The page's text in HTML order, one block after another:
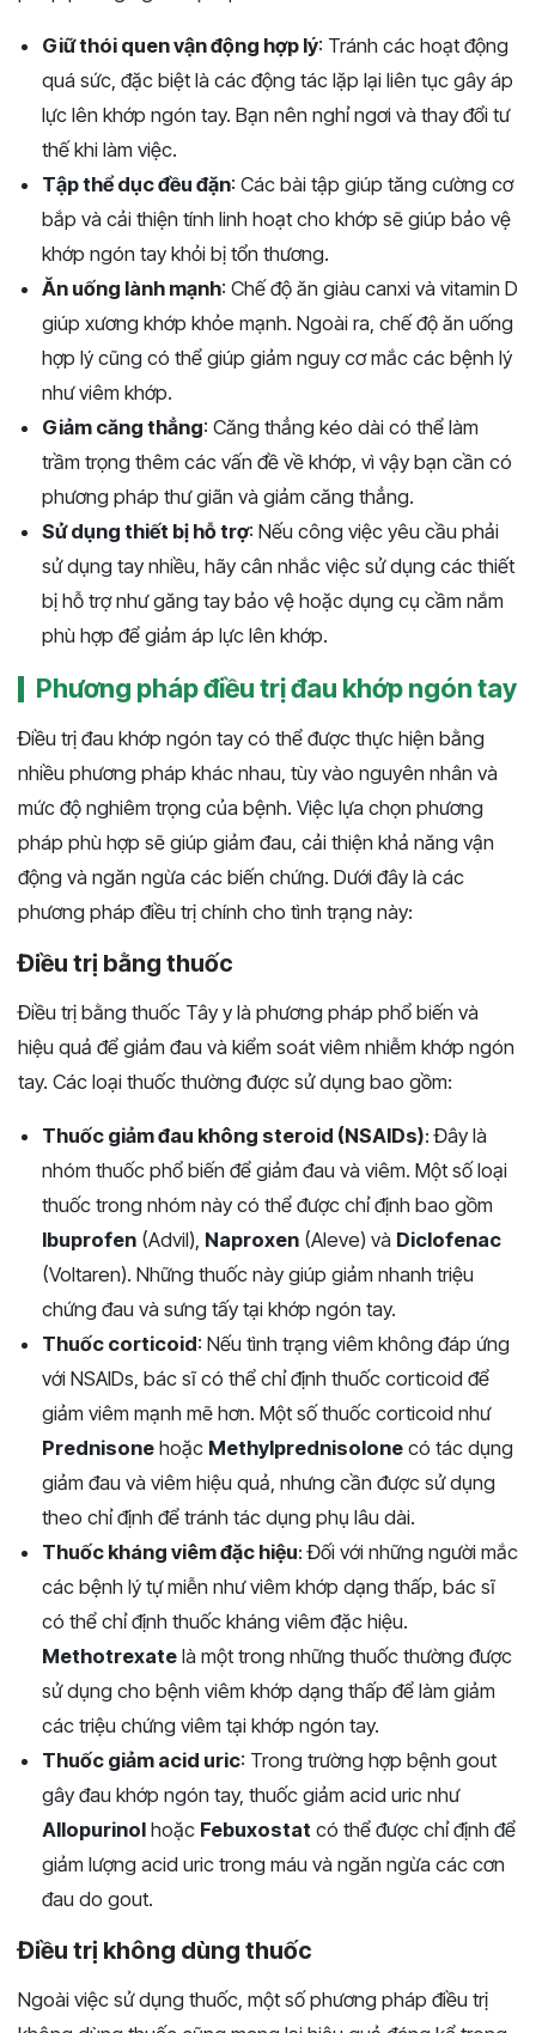
Giữ thói quen vận động hợp lý: Tránh các hoạt động
quá sức, đặc biệt là các động tác lặp lại liên tục gây áp
lực lên khớp ngón tay. Bạn nên nghỉ ngơi và thay đổi tư
thế khi làm việc.
Tập thể dục đều đặn: Các bài tập giúp tăng cường cơ
bắp và cải thiện tính linh hoạt cho khớp sẽ giúp bảo vệ
khớp ngón tay khỏi bị tổn thương.
Ăn uống lành mạnh: Chế độ ăn giàu canxi và vitamin D
giúp xương khớp khỏe mạnh. Ngoài ra, chế độ ăn uống
hợp lý cũng có thể giúp giảm nguy cơ mắc các bệnh lý
như viêm khớp.
Giảm căng thẳng: Căng thẳng kéo dài có thể làm
trầm trọng thêm các vấn đề về khớp, vì vậy bạn cần có
phương pháp thư giãn và giảm căng thẳng.
Sử dụng thiết bị hỗ trợ: Nếu công việc yêu cầu phải
sử dụng tay nhiều, hãy cân nhắc việc sử dụng các thiết
bị hỗ trợ như găng tay bảo vệ hoặc dụng cụ cầm nắm
phù hợp để giảm áp lực lên khớp.
Phương pháp điều trị đau khớp ngón tay
Điều trị đau khớp ngón tay có thể được thực hiện bằng
nhiều phương pháp khác nhau, tùy vào nguyên nhân và
mức độ nghiêm trọng của bệnh. Việc lựa chọn phương
pháp phù hợp sẽ giúp giảm đau, cải thiện khả năng vận
động và ngăn ngừa các biến chứng. Dưới đây là các
phương pháp điều trị chính cho tình trạng này:
Điều trị bằng thuốc
Điều trị bằng thuốc Tây y là phương pháp phổ biến và
hiệu quả để giảm đau và kiểm soát viêm nhiễm khớp ngón
tay. Các loại thuốc thường được sử dụng bao gồm:
Thuốc giảm đau không steroid (NSAIDs): Đây là
nhóm thuốc phổ biến để giảm đau và viêm. Một số loại
thuốc trong nhóm này có thể được chỉ định bao gồm
Ibuprofen (Advil), Naproxen (Aleve) và Diclofenac
(Voltaren). Những thuốc này giúp giảm nhanh triệu
chứng đau và sưng tấy tại khớp ngón tay.
Thuốc corticoid: Nếu tình trạng viêm không đáp ứng
với NSAIDs, bác sĩ có thể chỉ định thuốc corticoid để
giảm viêm mạnh mẽ hơn. Một số thuốc corticoid như
Prednisone hoặc Methylprednisolone có tác dụng
giảm đau và viêm hiệu quả, nhưng cần được sử dụng
theo chỉ định để tránh tác dụng phụ lâu dài.
Thuốc kháng viêm đặc hiệu: Đối với những người mắc
các bệnh lý tự miễn như viêm khớp dạng thấp, bác sĩ
có thể chỉ định thuốc kháng viêm đặc hiệu.
Methotrexate là một trong những thuốc thường được
sử dụng cho bệnh viêm khớp dạng thấp để làm giảm
các triệu chứng viêm tại khớp ngón tay.
Thuốc giảm acid uric: Trong trường hợp bệnh gout
gây đau khớp ngón tay, thuốc giảm acid uric như
Allopurinol hoặc Febuxostat có thể được chỉ định để
giảm lượng acid uric trong máu và ngăn ngừa các cơn
đau do gout.
Điều trị không dùng thuốc
Ngoài việc sử dụng thuốc, một số phương pháp điều trị